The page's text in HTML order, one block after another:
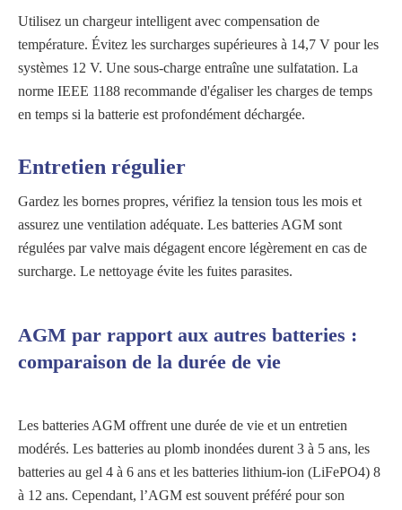
Utilisez un chargeur intelligent avec compensation de
température. Évitez les surcharges supérieures à 14,7 V pour les
systèmes 12 V. Une sous-charge entraîne une sulfatation. La
norme IEEE 1188 recommande d'égaliser les charges de temps
en temps si la batterie est profondément déchargée.
Entretien régulier
Gardez les bornes propres, vérifiez la tension tous les mois et
assurez une ventilation adéquate. Les batteries AGM sont
régulées par valve mais dégagent encore légèrement en cas de
surcharge. Le nettoyage évite les fuites parasites.
AGM par rapport aux autres batteries :
comparaison de la durée de vie
Les batteries AGM offrent une durée de vie et un entretien
modérés. Les batteries au plomb inondées durent 3 à 5 ans, les
batteries au gel 4 à 6 ans et les batteries lithium-ion (LiFePO4) 8
à 12 ans. Cependant, l’AGM est souvent préféré pour son